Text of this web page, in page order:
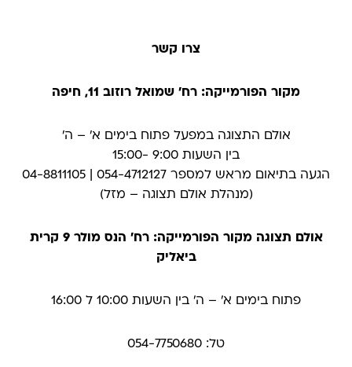
צרו קשר
מקור הפורמייקה: רח' שמואל רוזוב 11, חיפה
אולם התצוגה במפעל פתוח בימים א׳ – ה׳
בין השעות 9:00 -15:00
הגעה בתיאום מראש למספר 054-4712127 | 04-8811105
(מנהלת אולם תצוגה – מזל)
אולם תצוגה מקור הפורמייקה: רח' הנס מולר 9 קרית
ביאליק
פתוח בימים א׳ – ה׳ בין השעות 10:00 ל 16:00
טל: 054-7750680